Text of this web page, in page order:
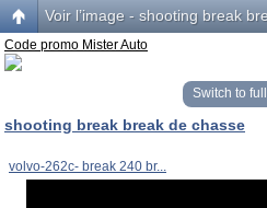
Voir l’image - shooting break
Code promo Mister Auto
Switch to
shooting break break de chasse
volvo-262c- break 240 br...